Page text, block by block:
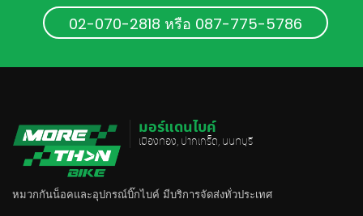
02-070-2818 หรือ 087-775-5786
มอร์แดนไบค์
เมืองทอง, ปากเกร็ด, นนทบุรี
หมวกกันน็อคและอุปกรณ์บิ๊กไบค์ มีบริการจัดส่งทั่วประเทศ